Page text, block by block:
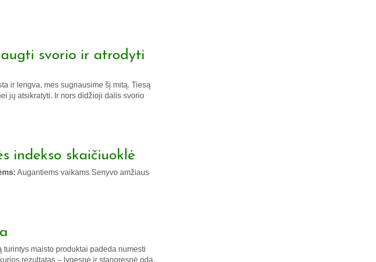
svorio ir atrodyti
ir lengva, mes sugriausime šį mitą. Tiesą
jų atsikratyti. Ir nors didžioji dalis svorio
indekso skaičiuoklė
Augantiems vaikams Senyvo amžiaus
maisto produktai padeda numesti
rezultatas – lygesnė ir stangresnė oda.